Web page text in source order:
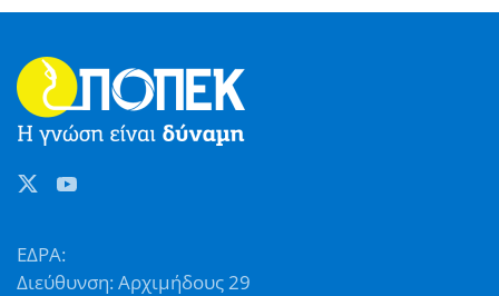
ΕΔΡΑ:
Διεύθυνση: Αρχιμήδους 29